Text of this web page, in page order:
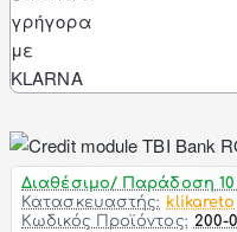
Διαθέσιμο/ Παράδοση 10
Κατασκευαστής: klikareto
Κωδικός Προϊόντος: 200-